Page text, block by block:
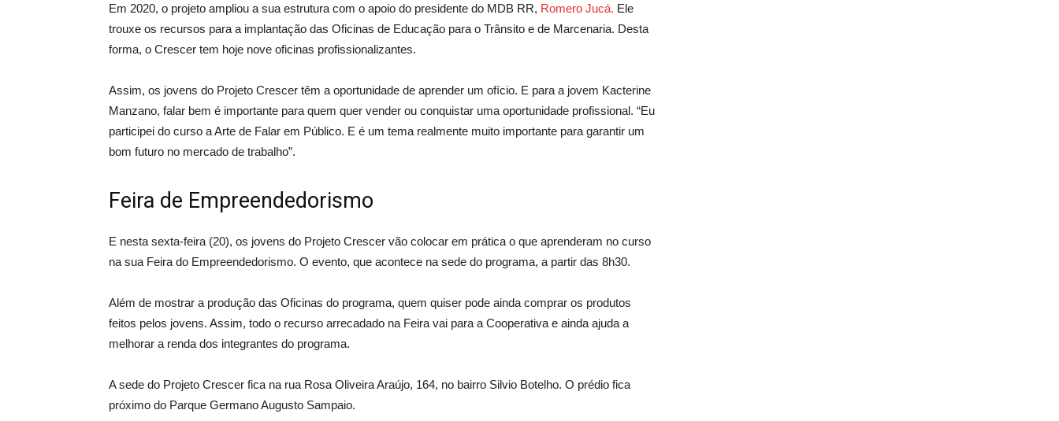
Em 2020, o projeto ampliou a sua estrutura com o apoio do presidente do MDB RR, Romero Jucá. Ele
trouxe os recursos para a implantação das Oficinas de Educação para o Trânsito e de Marcenaria. Desta
forma, o Crescer tem hoje nove oficinas profissionalizantes.
Assim, os jovens do Projeto Crescer têm a oportunidade de aprender um ofício. E para a jovem Kacterine
Manzano, falar bem é importante para quem quer vender ou conquistar uma oportunidade profissional. “Eu
participei do curso a Arte de Falar em Público. E é um tema realmente muito importante para garantir um
bom futuro no mercado de trabalho”.
Feira de Empreendedorismo
E nesta sexta-feira (20), os jovens do Projeto Crescer vão colocar em prática o que aprenderam no curso
na sua Feira do Empreendedorismo. O evento, que acontece na sede do programa, a partir das 8h30.
Além de mostrar a produção das Oficinas do programa, quem quiser pode ainda comprar os produtos
feitos pelos jovens. Assim, todo o recurso arrecadado na Feira vai para a Cooperativa e ainda ajuda a
melhorar a renda dos integrantes do programa.
A sede do Projeto Crescer fica na rua Rosa Oliveira Araújo, 164, no bairro Silvio Botelho. O prédio fica
próximo do Parque Germano Augusto Sampaio.